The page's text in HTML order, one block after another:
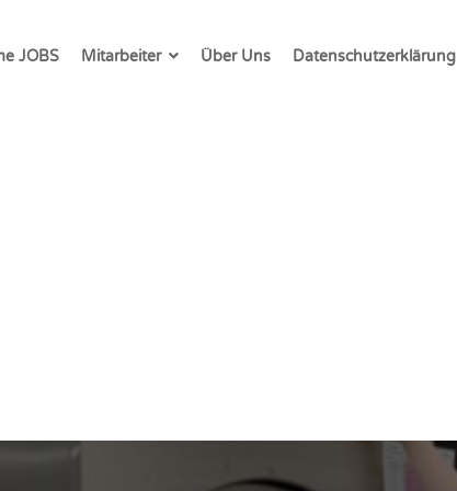
JOBS Mitarbeiter Über Uns Datenschutzerklärung